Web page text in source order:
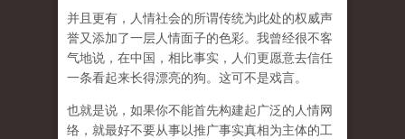
并且更有，人情社会的所谓传统为此处的权威声
誉又添加了一层人情面子的色彩。我曾经很不客
气地说，在中国，相比事实，人们更愿意去信任
一条看起来长得漂亮的狗。这可不是戏言。
也就是说，如果你不能首先构建起广泛的人情网
络，就最好不要从事以推广事实真相为主体的工